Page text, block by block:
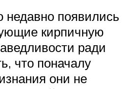
недавно появились
кирпичную
ради
что поначалу
они не